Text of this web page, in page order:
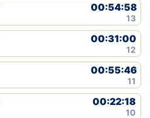
00:54:58
13
00:31:00
12
00:55:46
11
00:22:18
10